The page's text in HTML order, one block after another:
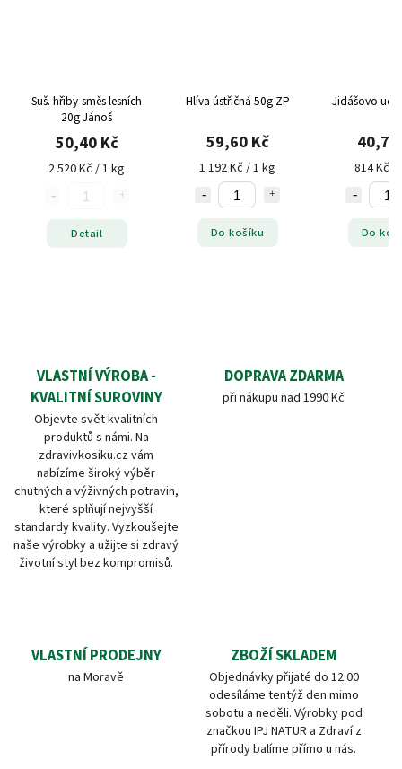
Suš. hřiby-směs lesních
20g Jánoš
50,40 Kč
2 520 Kč / 1 kg
Detail
Hlíva ústřičná 50g ZP
59,60 Kč
1 192 Kč / 1 kg
Do košíku
Jidášovo
40,70
814 Kč /
Do
VLASTNÍ VÝROBA -
KVALITNÍ SUROVINY
Objevte svět kvalitních
produktů s námi. Na
zdravivkosiku.cz vám
nabízíme široký výběr
chutných a výživných potravin,
které splňují nejvyšší
standardy kvality. Vyzkoušejte
naše výrobky a užijte si zdravý
životní styl bez kompromisů.
DOPRAVA ZDARMA
při nákupu nad 1990 Kč
VLASTNÍ PRODEJNY
na Moravě
ZBOŽÍ SKLADEM
Objednávky přijaté do 12:00
odesíláme tentýž den mimo
sobotu a neděli. Výrobky pod
značkou IPJ NATUR a Zdraví z
přírody balíme přímo u nás.